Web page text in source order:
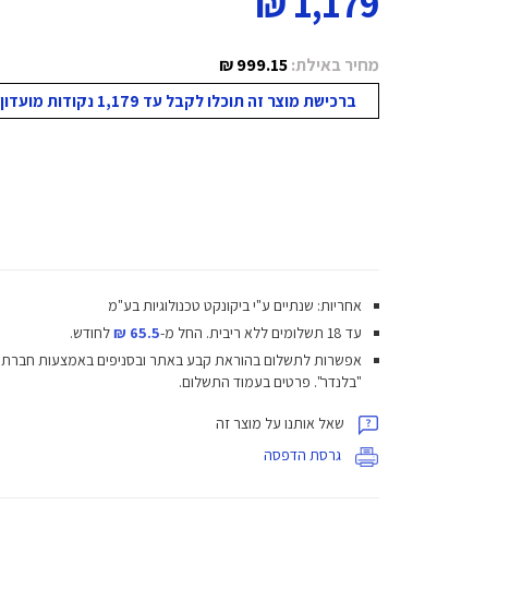
מחיר באילת:999.15 ₪
ברכישת מוצר זה תוכלו לקבל עד 1,179 נקודות מועדון!
אחריות: שנתיים ע"י ביקונקט טכנולוגיות בע"מ
עד 18 תשלומים ללא ריבית.
החל מ-65.5 ₪
לחודש.
אפשרות לתשלום בהוראת קבע באתר ובסניפים באמצעות חברת
"בלנדר". פרטים בעמוד התשלום.
שאל אותנו על מוצר זה
גרסת הדפסה